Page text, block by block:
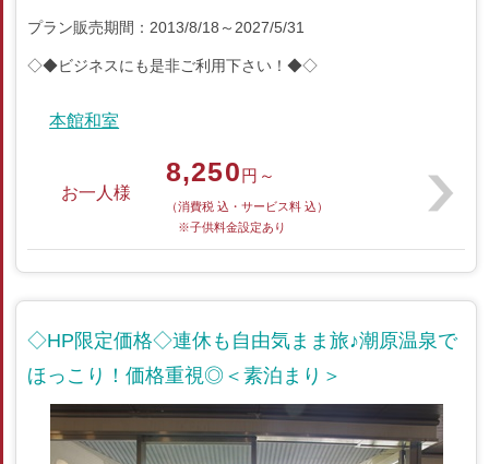
プラン販売期間：2013/8/18～2027/5/31
◇◆ビジネスにも是非ご利用下さい！◆◇
本館和室
お一人様
8,250円～
（消費税 込・サービス料 込）
※子供料金設定あり
◇HP限定価格◇連休も自由気まま旅♪潮原温泉で
ほっこり！価格重視◎＜素泊まり＞